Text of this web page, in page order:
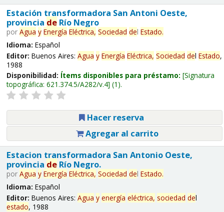
Estación transformadora San Antoni Oeste,
provincia deRío Negro
por Agua y Energía Eléctrica, Sociedad del Estado.
Idioma: Español
Editor: Buenos Aires: Agua y Energía Eléctrica, Sociedad del Estado,
1988
Disponibilidad: Ítems disponibles para préstamo: Signatura
topográfica: 621.374.5/A282/v.4 (1).
Hacer reserva
Agregar al carrito
Estacion transformadora San Antonio Oeste,
provincia deRío Negro.
por Agua y Energía Eléctrica, Sociedad del Estado.
Idioma: Español
Editor: Buenos Aires: Agua y energía eléctrica, sociedad del
estado, 1988